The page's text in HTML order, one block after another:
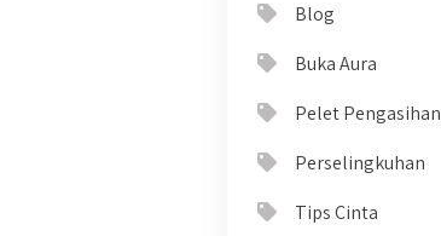
Blog
Buka Aura
Pelet Pengasihan
Perselingkuhan
Tips Cinta